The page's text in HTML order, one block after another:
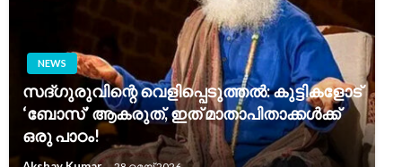
NEWS
സദ്ഗുരുവിന്റെ വെളിപ്പെടുത്തൽ: കുട്ടികളോട്
‘ബോസ്’ ആകരുത്, ഇത് മാതാപിതാക്കൾക്ക്
ഒരു പാഠം!